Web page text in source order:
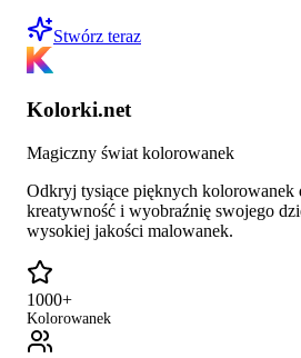
Stwórz teraz
Kolorki.net
Magiczny świat kolorowanek
Odkryj tysiące pięknych
kreatywność i wyobraźnię swojego
wysokiej jakości malowanek.
1000+
Kolorowanek